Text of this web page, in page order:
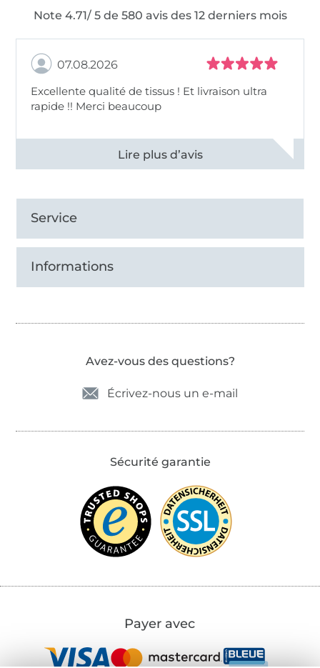
Note 4.71/ 5 de 580 avis des 12 derniers mois
07.08.2026
Excellente qualité de tissus ! Et livraison ultra
rapide !! Merci beaucoup
Voir tous les 11497 commentaires
Service
Informations
Avez-vous des questions?
Écrivez-nous un e-mail
Sécurité garantie
Payer avec